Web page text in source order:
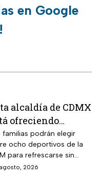
en Google
alcaldía de CDMX
ofreciendo
gratis
agosto de
los únicos
que debes
familias podrán elegir
ocho deportivos de la
para refrescarse sin
entrada durante las
2026